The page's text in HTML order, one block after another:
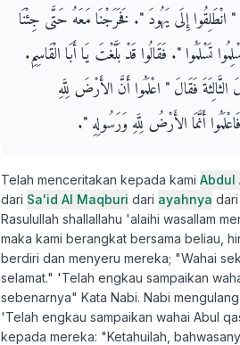
انْطَلِقُوا إِلَى يَهُودَ ‏"‏‏.‏ فَخَرَجْنَا مَعَهُ حَتَّى جِئْنَا
تَسْلَمُوا ‏"‏‏.‏ فَقَالُوا قَدْ بَلَّغْتَ يَا أَبَا الْقَاسِمِ‏.‏
الثَّالِثَةَ فَقَالَ ‏"‏ اعْلَمُوا أَنَّ الأَرْضَ لِلَّهِ
أَنَّمَا الأَرْضُ لِلَّهِ وَرَسُولِهِ ‏"‏‏.‏
Telah menceritakan kepada kami Abdul
dari Sa'id Al Maqburi dari ayahnya dari
Rasulullah shallallahu 'alaihi wasallam
maka kami berangkat bersama beliau,
berdiri dan menyeru mereka; "Wahai
selamat." 'Telah engkau sampaikan
sebenarnya" Kata Nabi. Nabi
'Telah engkau sampaikan wahai Abul
kepada mereka: "Ketahuilah,